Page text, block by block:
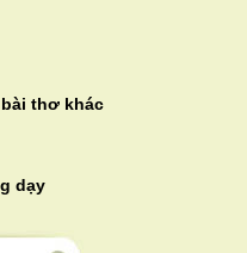
thơ khác
dạy